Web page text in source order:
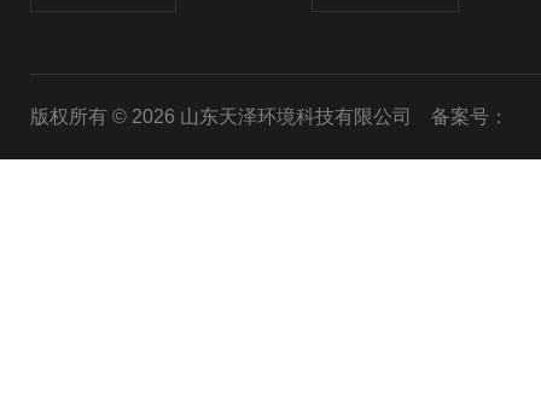
版权所有 © 2026 山东天泽环境科技有限公司 备案号：